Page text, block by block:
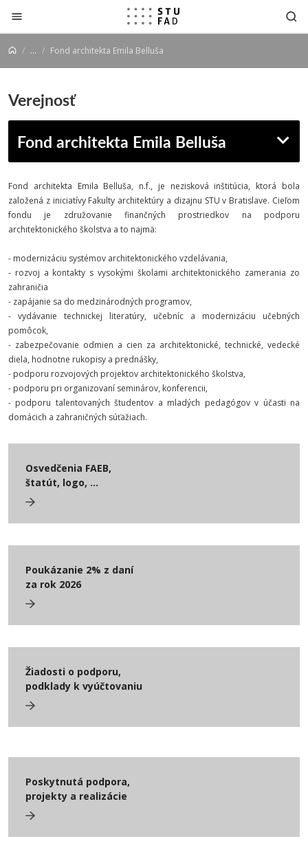
Prejsť na obsah
... Fond architekta Emila Belluša
Verejnosť
Fond architekta Emila Belluša
Fond architekta Emila Belluša, n.f., je nezisková inštitúcia, ktorá bola
založená z iniciatívy Fakulty architektúry a dizajnu STU v Bratislave. Cieľom
fondu je združovanie finančných prostriedkov na podporu
architektonického školstva a to najmä:
- modernizáciu systémov architektonického vzdelávania,
- rozvoj a kontakty s vysokými školami architektonického zamerania zo
zahraničia
- zapájanie sa do medzinárodných programov,
- vydávanie technickej literatúry, učebníc a modernizáciu učebných
pomôcok,
- zabezpečovanie odmien a cien za architektonické, technické, vedecké
diela, hodnotne rukopisy a prednášky,
- podporu rozvojových projektov architektonického školstva,
- podporu pri organizovaní seminárov, konferencii,
- podporu talentovaných študentov a mladých pedagógov v účasti na
domácich a zahraničných súťažiach.
Osvedčenia FAEB,
štatút, logo, ...
Poukázanie 2% z daní
za rok 2026
Žiadosti o podporu,
podklady k vyúčtovaniu
Poskytnutá podpora,
projekty a realizácie